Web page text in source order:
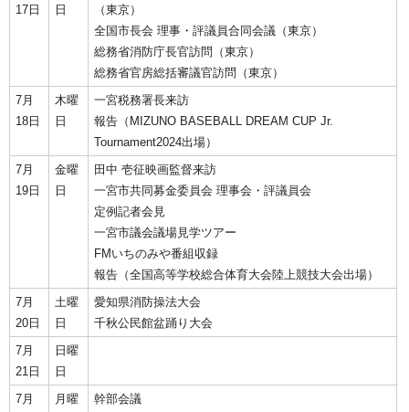
17日 日
（東京）
全国市長会 理事・評議員合同会議（東京）
総務省消防庁長官訪問（東京）
総務省官房総括審議官訪問（東京）
7月
18日
木曜
日
一宮税務署長来訪
報告（MIZUNO BASEBALL DREAM CUP Jr.
Tournament2024出場）
7月
19日
金曜
日
田中 壱征映画監督来訪
一宮市共同募金委員会 理事会・評議員会
定例記者会見
一宮市議会議場見学ツアー
FMいちのみや番組収録
報告（全国高等学校総合体育大会陸上競技大会出場）
7月
20日
土曜
日
愛知県消防操法大会
千秋公民館盆踊り大会
7月
21日
日曜
日
7月
月曜
幹部会議